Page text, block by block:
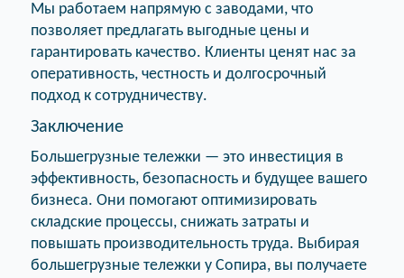
Мы работаем напрямую с заводами, что
позволяет предлагать выгодные цены и
гарантировать качество. Клиенты ценят нас за
оперативность, честность и долгосрочный
подход к сотрудничеству.
Заключение
Большегрузные тележки — это инвестиция в
эффективность, безопасность и будущее вашего
бизнеса. Они помогают оптимизировать
складские процессы, снижать затраты и
повышать производительность труда. Выбирая
большегрузные тележки у Сопира, вы получаете